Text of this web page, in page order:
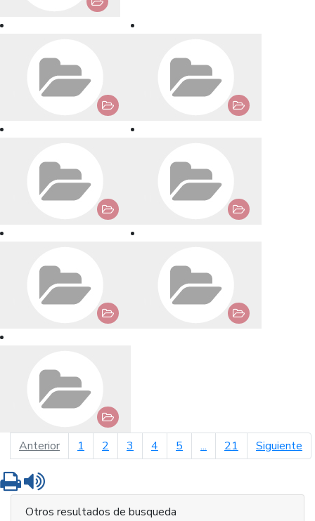
Anteriorpágina anterior
1 2 3 4 5 ... 21 Siguiente
Imprimir
Otros resultados de busqueda